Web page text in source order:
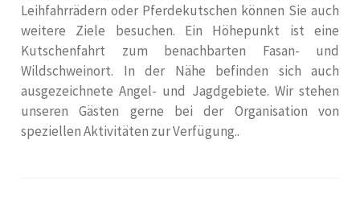
Leihfahrrädern oder Pferdekutschen können Sie auch
weitere Ziele besuchen. Ein Höhepunkt ist eine
Kutschenfahrt zum benachbarten Fasan- und
Wildschweinort. In der Nähe befinden sich auch
ausgezeichnete Angel- und Jagdgebiete. Wir stehen
unseren Gästen gerne bei der Organisation von
speziellen Aktivitäten zur Verfügung..